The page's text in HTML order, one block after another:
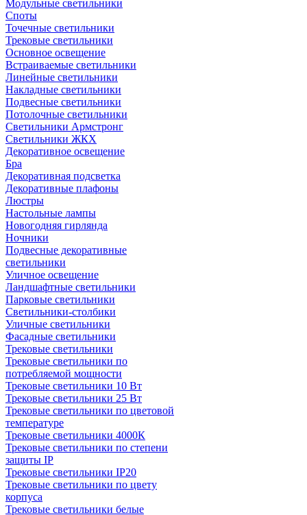
Модульные светильники
Споты
Точечные светильники
Трековые светильники
Основное освещение
Встраиваемые светильники
Линейные светильники
Накладные светильники
Подвесные светильники
Потолочные светильники
Светильники Армстронг
Светильники ЖКХ
Декоративное освещение
Бра
Декоративная подсветка
Декоративные плафоны
Люстры
Настольные лампы
Новогодняя гирлянда
Ночники
Подвесные декоративные
светильники
Уличное освещение
Ландшафтные светильники
Парковые светильники
Светильники-столбики
Уличные светильники
Фасадные светильники
Трековые светильники
Трековые светильники по
потребляемой мощности
Трековые светильники 10 Вт
Трековые светильники 25 Вт
Трековые светильники по цветовой
температуре
Трековые светильники 4000К
Трековые светильники по степени
защиты IP
Трековые светильники IP20
Трековые светильники по цвету
корпуса
Трековые светильники белые